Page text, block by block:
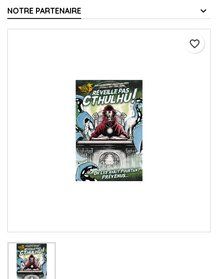
NOTRE PARTENAIRE
favorite_border